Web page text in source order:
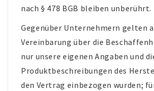
nach § 478 BGB bleiben unberührt.
Gegenüber Unternehmern gelten
Vereinbarung über die
nur unsere eigenen Angaben und
Produktbeschreibungen des
den Vertrag einbezogen wurden;